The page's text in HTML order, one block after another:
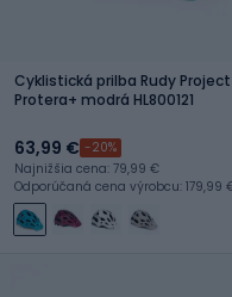
Cyklistická prilba Rudy Project
Protera+ modrá HL800121
63,99 € -20%
Najnižšia cena: 79,99 €
Odporúčaná cena výrobcu: 179,99